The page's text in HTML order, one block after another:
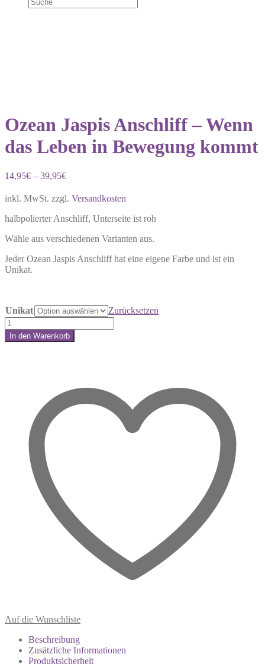
Ozean Jaspis Anschliff – Wenn
das Leben in Bewegung kommt
14,95€ – 39,95€
inkl. MwSt. zzgl. Versandkosten
halbpolierter Anschliff, Unterseite ist roh
Wähle aus verschiedenen Varianten aus.
Jeder Ozean Jaspis Anschliff hat eine eigene Farbe und ist ein
Unikat.
Unikat
Zurücksetzen
Ozean
Jaspis
Anschliff
Bewegung
In den Warenkorb
Auf die Wunschliste
Beschreibung
Zusätzliche Informationen
Produktsicherheit